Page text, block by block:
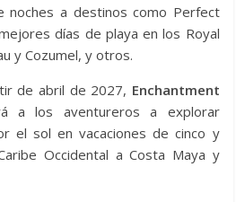
noches a destinos como Perfect
días de playa en los Royal
y Cozumel, y otros.
de abril de 2027, Enchantment
a los aventureros a explorar
el sol en vacaciones de cinco y
Occidental a Costa Maya y